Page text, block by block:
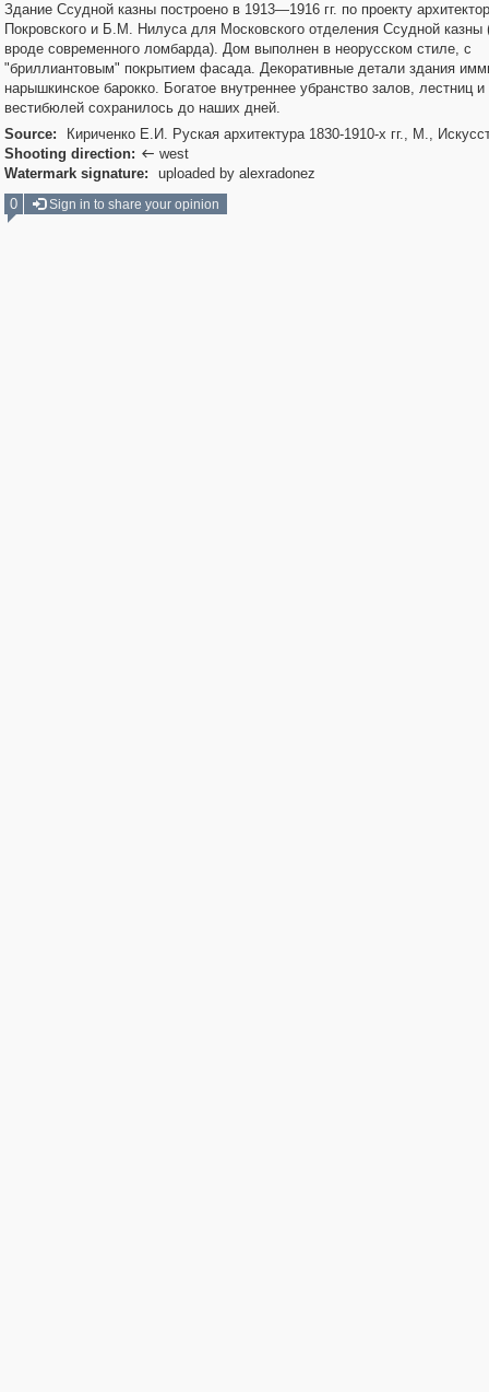
Здание Ссудной казны построено в 1913—1916 гг. по проекту
Покровского и Б.М. Нилуса для Московского отделения Ссудной казны
вроде современного ломбарда). Дом выполнен в неорусском стиле, с
"бриллиантовым" покрытием фасада. Декоративные детали здания
нарышкинское барокко. Богатое внутреннее убранство залов, лестниц и
вестибюлей сохранилось до наших дней.
Source:
Кириченко Е.И. Руская архитектура 1830-1910-х гг., М.,
Shooting direction:  west
Watermark signature:
uploaded by alexradonez
0
Sign in to share your opinion